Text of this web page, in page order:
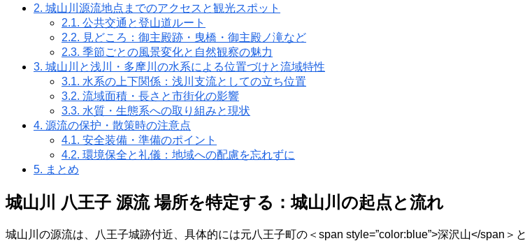
2. 城山川源流地点までのアクセスと観光スポット
2.1. 公共交通と登山道ルート
2.2. 見どころ：御主殿跡・曳橋・御主殿ノ滝など
2.3. 季節ごとの風景変化と自然観察の魅力
3. 城山川と浅川・多摩川の水系による位置づけと流域特性
3.1. 水系の上下関係：浅川支流としての立ち位置
3.2. 流域面積・長さと市街化の影響
3.3. 水質・生態系への取り組みと現状
4. 源流の保护・散策時の注意点
4.1. 安全装備・準備のポイント
4.2. 環境保全と礼儀：地域への配慮を忘れずに
5. まとめ
城山川 八王子 源流 場所を特定する：城山川の起点と流れ
城山川の源流は、八王子城跡付近、具体的には元八王子町の＜span style=”color:blue”>深沢山</span